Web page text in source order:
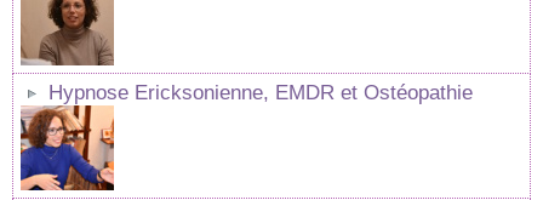
Hypnose Ericksonienne, EMDR et Ostéopathie